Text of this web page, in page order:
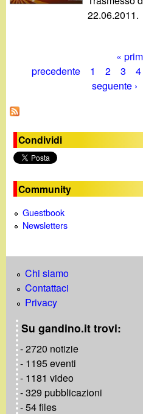
22.06.2011.
g
i
n
e
«
precedente
1 2 3 4
seguente ›
Condividi
Community
Guestbook
Newsletters
Chi siamo
Contattaci
Privacy
Su gandino.it trovi:
- 2720 notizie
- 1195 eventi
- 1181 video
- 329 pubblicazioni
- 54 files